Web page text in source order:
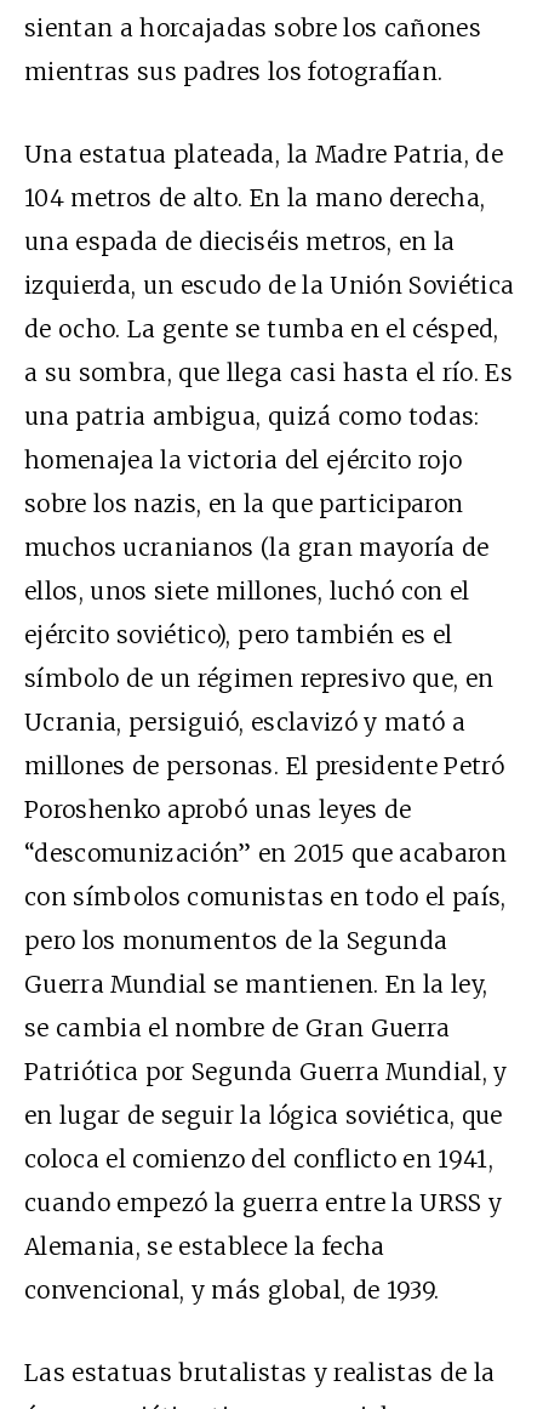
sientan a horcajadas sobre los cañones
mientras sus padres los fotografían.
Una estatua plateada, la Madre Patria, de
104 metros de alto. En la mano derecha,
una espada de dieciséis metros, en la
izquierda, un escudo de la Unión Soviética
de ocho. La gente se tumba en el césped,
a su sombra, que llega casi hasta el río. Es
una patria ambigua, quizá como todas:
homenajea la victoria del ejército rojo
sobre los nazis, en la que participaron
muchos ucranianos (la gran mayoría de
ellos, unos siete millones, luchó con el
ejército soviético), pero también es el
símbolo de un régimen represivo que, en
Ucrania, persiguió, esclavizó y mató a
millones de personas. El presidente Petró
Poroshenko aprobó unas leyes de
“descomunización” en 2015 que acabaron
con símbolos comunistas en todo el país,
pero los monumentos de la Segunda
Guerra Mundial se mantienen. En la ley,
se cambia el nombre de Gran Guerra
Patriótica por Segunda Guerra Mundial, y
en lugar de seguir la lógica soviética, que
coloca el comienzo del conflicto en 1941,
cuando empezó la guerra entre la URSS y
Alemania, se establece la fecha
convencional, y más global, de 1939.
Las estatuas brutalistas y realistas de la